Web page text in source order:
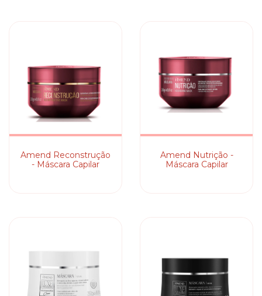
Amend Reconstrução
- Máscara Capilar
Amend Nutrição -
Máscara Capilar